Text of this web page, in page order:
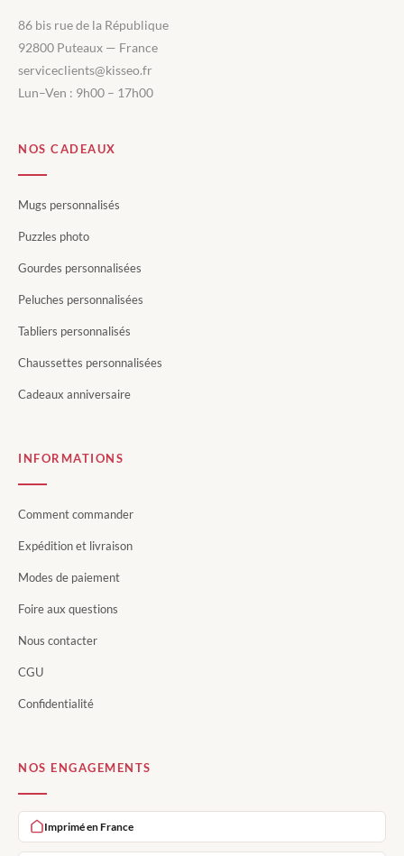
86 bis rue de la République
92800 Puteaux — France
serviceclients@kisseo.fr
Lun–Ven : 9h00 – 17h00
NOS CADEAUX
Mugs personnalisés
Puzzles photo
Gourdes personnalisées
Peluches personnalisées
Tabliers personnalisés
Chaussettes personnalisées
Cadeaux anniversaire
INFORMATIONS
Comment commander
Expédition et livraison
Modes de paiement
Foire aux questions
Nous contacter
CGU
Confidentialité
NOS ENGAGEMENTS
Imprimé en France